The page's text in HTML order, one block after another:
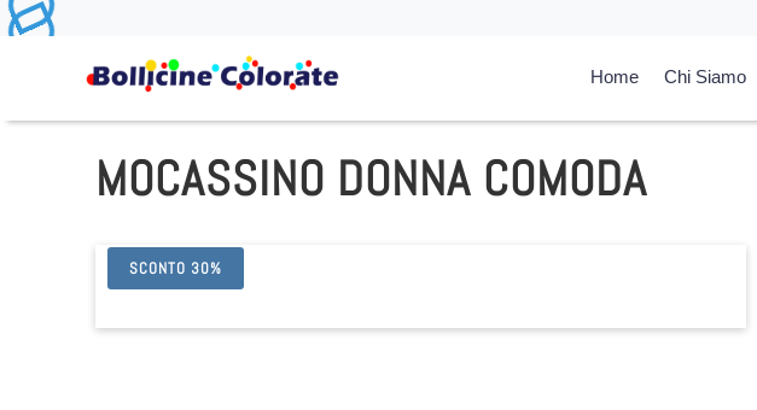
Home Chi Siamo
MOCASSINO DONNA COMODA
SCONTO 30%